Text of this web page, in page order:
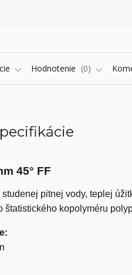
Hodnotenie 0
45° FF
studenej pitnej vody, teplej
štatistického kopolyméru